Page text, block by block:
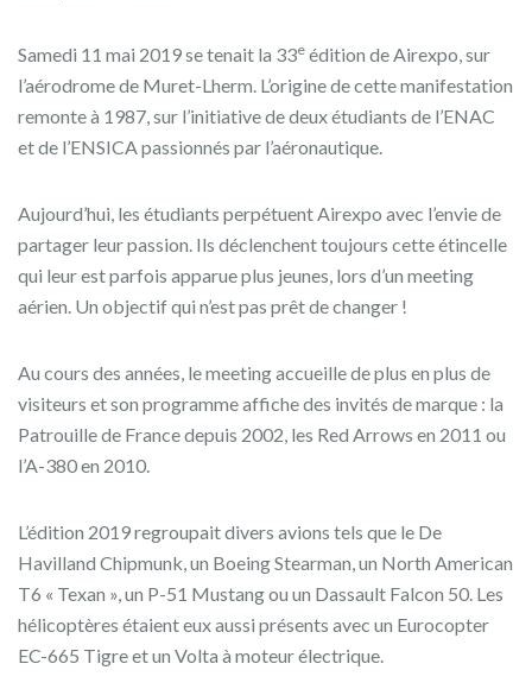
Samedi 11 mai 2019 se tenait la 33e édition de Airexpo, sur
l’aérodrome de Muret-Lherm. L’origine de cette manifestation
remonte à 1987, sur l’initiative de deux étudiants de l’ENAC
et de l’ENSICA passionnés par l’aéronautique.
Aujourd’hui, les étudiants perpétuent Airexpo avec l’envie de
partager leur passion. Ils déclenchent toujours cette étincelle
qui leur est parfois apparue plus jeunes, lors d’un meeting
aérien. Un objectif qui n’est pas prêt de changer !
Au cours des années, le meeting accueille de plus en plus de
visiteurs et son programme affiche des invités de marque : la
Patrouille de France depuis 2002, les Red Arrows en 2011 ou
l’A-380 en 2010.
L’édition 2019 regroupait divers avions tels que le De
Havilland Chipmunk, un Boeing Stearman, un North American
T6 « Texan », un P-51 Mustang ou un Dassault Falcon 50. Les
hélicoptères étaient eux aussi présents avec un Eurocopter
EC-665 Tigre et un Volta à moteur électrique.